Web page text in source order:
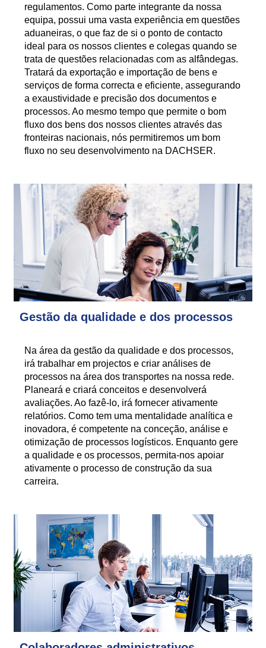
regulamentos. Como parte integrante da nossa
equipa, possui uma vasta experiência em questões
aduaneiras, o que faz de si o ponto de contacto
ideal para os nossos clientes e colegas quando se
trata de questões relacionadas com as alfândegas.
Tratará da exportação e importação de bens e
serviços de forma correcta e eficiente, assegurando
a exaustividade e precisão dos documentos e
processos. Ao mesmo tempo que permite o bom
fluxo dos bens dos nossos clientes através das
fronteiras nacionais, nós permitiremos um bom
fluxo no seu desenvolvimento na DACHSER.
Gestão da qualidade e dos processos
Na área da gestão da qualidade e dos processos,
irá trabalhar em projectos e criar análises de
processos na área dos transportes na nossa rede.
Planeará e criará conceitos e desenvolverá
avaliações. Ao fazê-lo, irá fornecer ativamente
relatórios. Como tem uma mentalidade analítica e
inovadora, é competente na conceção, análise e
otimização de processos logísticos. Enquanto gere
a qualidade e os processos, permita-nos apoiar
ativamente o processo de construção da sua
carreira.